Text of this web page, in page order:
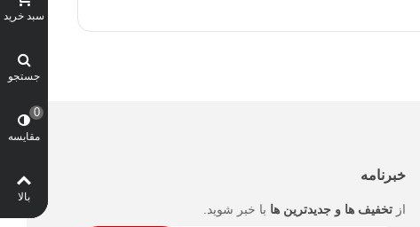
خبرنامه
از تخفیف ها و جدیدترین ها با خبر شوید.
سبد خرید
جستجو
مقایسه
0
بالا